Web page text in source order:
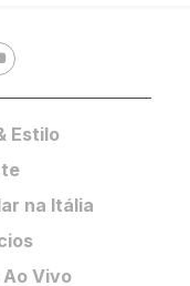
Estilo
na Itália
Ao Vivo